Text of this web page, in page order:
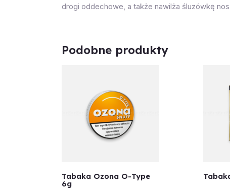
drogi oddechowe, a także nawilża śluzówkę
Podobne produkty
Tabaka Ozona O-Type
6g